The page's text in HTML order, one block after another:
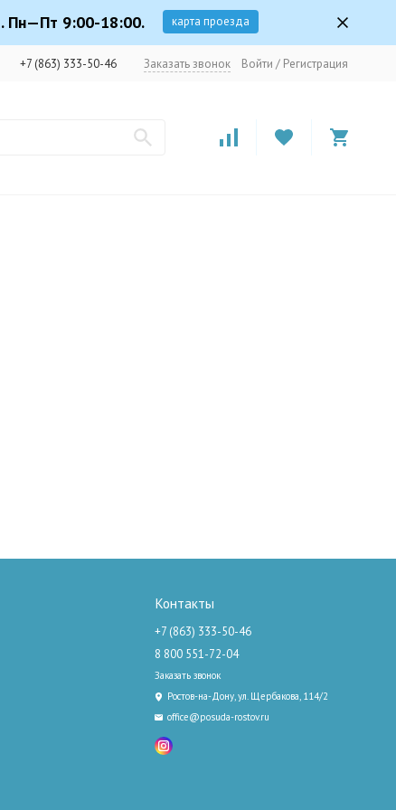
Пн—Пт 9:00-18:00. карта проезда
+7 (863) 333-50-46 Заказать звонок Войти / Регистрация
Контакты
+7 (863) 333-50-46
8 800 551-72-04
Заказать звонок
Ростов-на-Дону, ул. Щербакова, 114/2
office@posuda-rostov.ru